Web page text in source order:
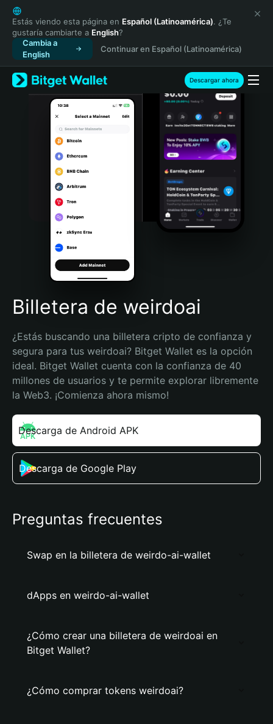
English
日本語
Tiếng Việt
Русский
Español (Latinoamérica)
Türkçe
Italiano
Português (Portugal)
Bahasa Indonesia
Português (Brasil)
Español (Argentina)
Estás viendo esta página en Español (Latinoamérica). ¿Te
gustaría cambiarte a English?
Cambia a
English
Continuar en Español (Latinoamérica)
Descargar ahora
Billetera de weirdoai
¿Estás buscando una billetera cripto de confianza y
segura para tus weirdoai? Bitget Wallet es la opción
ideal. Bitget Wallet cuenta con la confianza de 40
millones de usuarios y te permite explorar libremente
la Web3. ¡Comienza ahora mismo!
Descarga de Android APK
Descarga de Google Play
Preguntas frecuentes
Swap en la billetera de weirdo-ai-wallet
dApps en weirdo-ai-wallet
¿Cómo crear una billetera de weirdoai en
Bitget Wallet?
¿Cómo comprar tokens weirdoai?